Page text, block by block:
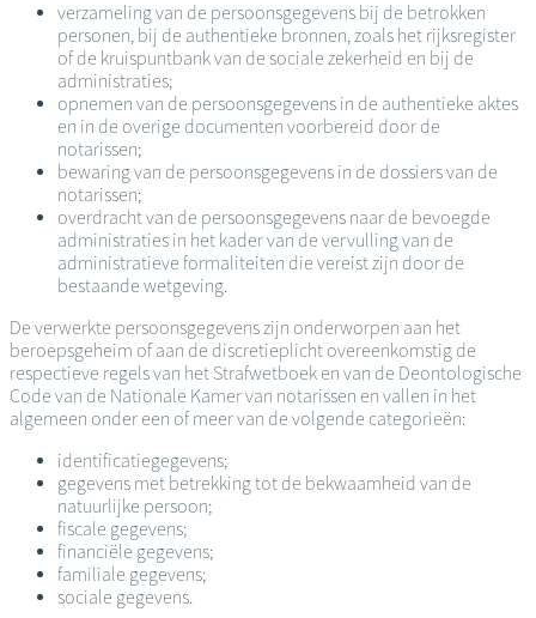
verzameling van de persoonsgegevens bij de betrokken
personen, bij de authentieke bronnen, zoals het rijksregister
of de kruispuntbank van de sociale zekerheid en bij de
administraties;
opnemen van de persoonsgegevens in de authentieke aktes
en in de overige documenten voorbereid door de
notarissen;
bewaring van de persoonsgegevens in de dossiers van de
notarissen;
overdracht van de persoonsgegevens naar de bevoegde
administraties in het kader van de vervulling van de
administratieve formaliteiten die vereist zijn door de
bestaande wetgeving.
De verwerkte persoonsgegevens zijn onderworpen aan het
beroepsgeheim of aan de discretieplicht overeenkomstig de
respectieve regels van het Strafwetboek en van de Deontologische
Code van de Nationale Kamer van notarissen en vallen in het
algemeen onder een of meer van de volgende categorieën:
identificatiegegevens;
gegevens met betrekking tot de bekwaamheid van de
natuurlijke persoon;
fiscale gegevens;
financiële gegevens;
familiale gegevens;
sociale gegevens.